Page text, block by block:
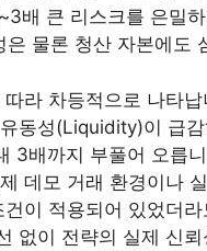
배 큰 리스크를 은밀
물론 청산 자본에도
라 차등적으로 나타
동성(Liquidity)이 급
3배까지 부풀어 오릅
데모 거래 환경이나
이 적용되어 있었더
없이 전략의 실제 신